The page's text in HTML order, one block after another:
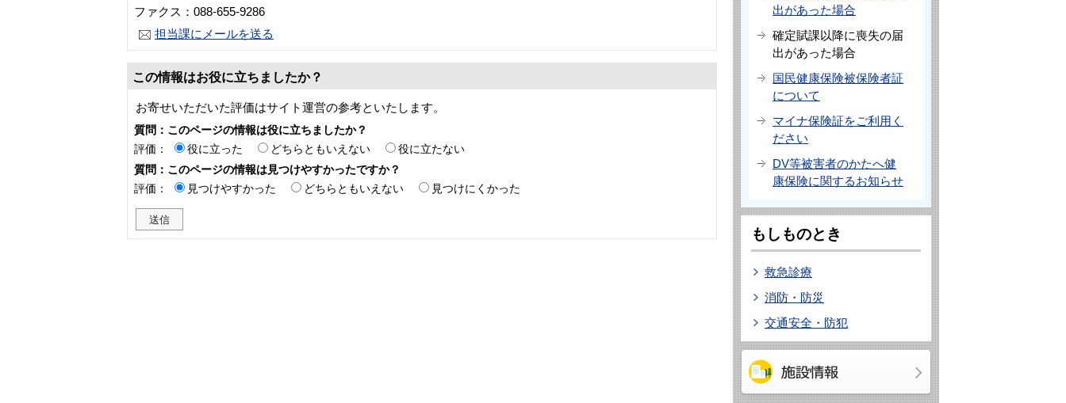
ファクス：088-655-9286
担当課にメールを送る
この情報はお役に立ちましたか？
お寄せいただいた評価はサイト運営の参考といたします。
質問：このページの情報は役に立ちましたか？
評価：
役に立った どちらともいえない
役に立たない
質問：このページの情報は見つけやすかったですか？
評価：
見つけやすかった どちらともいえない 見つけにくかった
出があった場合
確定賦課以降に喪失の届
出があった場合
国民健康保険被保険者証
について
マイナ保険証をご利用く
ださい
DV等被害者のかたへ健
康保険に関するお知らせ
もしものとき
救急診療
消防・防災
交通安全・防犯